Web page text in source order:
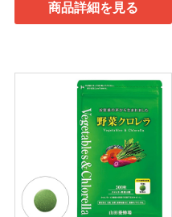
商品詳細を見る